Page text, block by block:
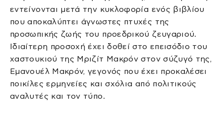
εντείνονται μετά την κυκλοφορία ενός βιβλίου
που αποκαλύπτει άγνωστες πτυχές της
προσωπικής ζωής του προεδρικού ζευγαριού.
Ιδιαίτερη προσοχή έχει δοθεί στο επεισόδιο του
χαστουκιού της Μριζίτ Μακρόν στον σύζυγό της,
Εμανουέλ Μακρόν, γεγονός που έχει προκαλέσει
ποικίλες ερμηνείες και σχόλια από πολιτικούς
αναλυτές και τον τύπο.